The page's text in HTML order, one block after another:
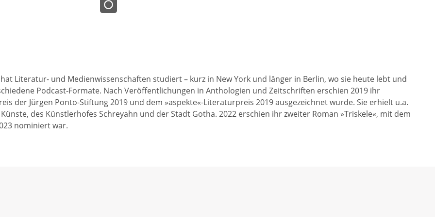
Literatur- und Medienwissenschaften studiert – kurz in New York und länger in Berlin, wo sie heute lebt und
Podcast-Formate. Nach Veröffentlichungen in Anthologien und Zeitschriften erschien 2019 ihr
der Jürgen Ponto-Stiftung 2019 und dem »aspekte«-Literaturpreis 2019 ausgezeichnet wurde. Sie erhielt u.a.
des Künstlerhofes Schreyahn und der Stadt Gotha. 2022 erschien ihr zweiter Roman »Triskele«, mit dem
nominiert war.